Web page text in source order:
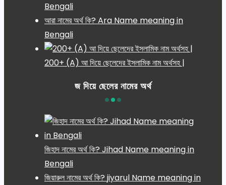
Bengali
আরা নামের অর্থ কি? Ara Name meaning in
Bengali
200+ (A) আ দিয়ে ছেলেদের ইসলামিক নাম অর্থসহ |
জ দিয়ে ছেলের নামের অর্থ
জিহাদ নামের অর্থ কি? Jihad Name meaning in
Bengali
জিয়ারুল নামের অর্থ কি? jiyarul Name meaning in